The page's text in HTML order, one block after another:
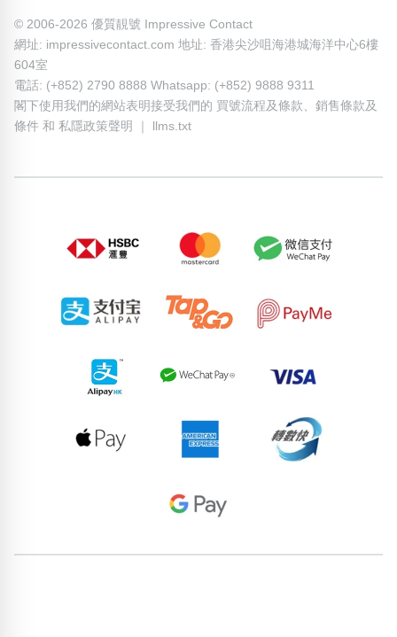
© 2006-2026 優質靚號 Impressive Contact
網址: impressivecontact.com 地址: 香港尖沙咀海港城海洋中心6樓
604室
電話: (+852) 2790 8888 Whatsapp: (+852) 9888 9311
閣下使用我們的網站表明接受我們的 買號流程及條款
銷售條款及
條件 和 私隱政策聲明 llms.txt